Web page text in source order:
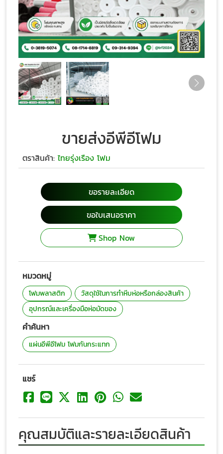
ขายส่งอีพีอีโฟม
ตราสินค้า: ไทยรุ่งเรือง โฟม
ขอรายละเอียด
ขอใบเสนอราคา
Shop Now
หมวดหมู่
โฟมพลาสติก
วัสดุใช้ในการทำหีบห่อหรือกล่องสินค้า
อุปกรณ์และเครื่องมือห่อมัดของ
คำค้นหา
แผ่นอีพีอีโฟม โฟมกันกระแทก
แชร์
คุณสมบัติและรายละเอียดสินค้า